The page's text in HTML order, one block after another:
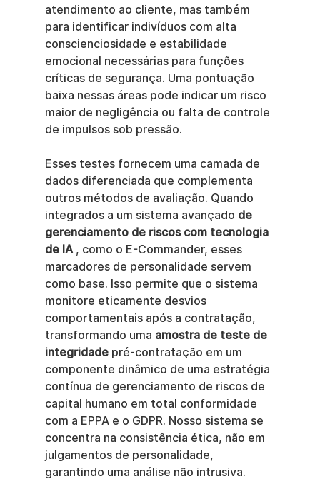
atendimento ao cliente, mas também
para identificar indivíduos com alta
conscienciosidade e estabilidade
emocional necessárias para funções
críticas de segurança. Uma pontuação
baixa nessas áreas pode indicar um risco
maior de negligência ou falta de controle
de impulsos sob pressão.
Esses testes fornecem uma camada de
dados diferenciada que complementa
outros métodos de avaliação. Quando
integrados a um sistema avançado de
gerenciamento de riscos com tecnologia
de IA , como o E-Commander, esses
marcadores de personalidade servem
como base. Isso permite que o sistema
monitore eticamente desvios
comportamentais após a contratação,
transformando uma amostra de teste de
integridade pré-contratação em um
componente dinâmico de uma estratégia
contínua de gerenciamento de riscos de
capital humano em total conformidade
com a EPPA e o GDPR. Nosso sistema se
concentra na consistência ética, não em
julgamentos de personalidade,
garantindo uma análise não intrusiva.